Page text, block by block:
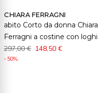
CHIARA FERRAGNI
abito Corto da donna Chiara
Ferragni a costine con loghi
297,00 € 148,50 €
- 50%